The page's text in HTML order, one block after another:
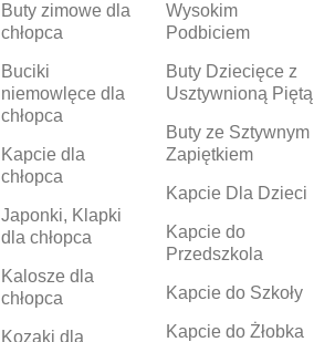
Buty zimowe dla
chłopca
Buciki
niemowlęce dla
chłopca
Kapcie dla
chłopca
Japonki, Klapki
dla chłopca
Kalosze dla
chłopca
Kozaki dla
Wysokim
Podbiciem
Buty Dziecięce z
Usztywnioną Piętą
Buty ze Sztywnym
Zapiętkiem
Kapcie Dla Dzieci
Kapcie do
Przedszkola
Kapcie do Szkoły
Kapcie do Żłobka